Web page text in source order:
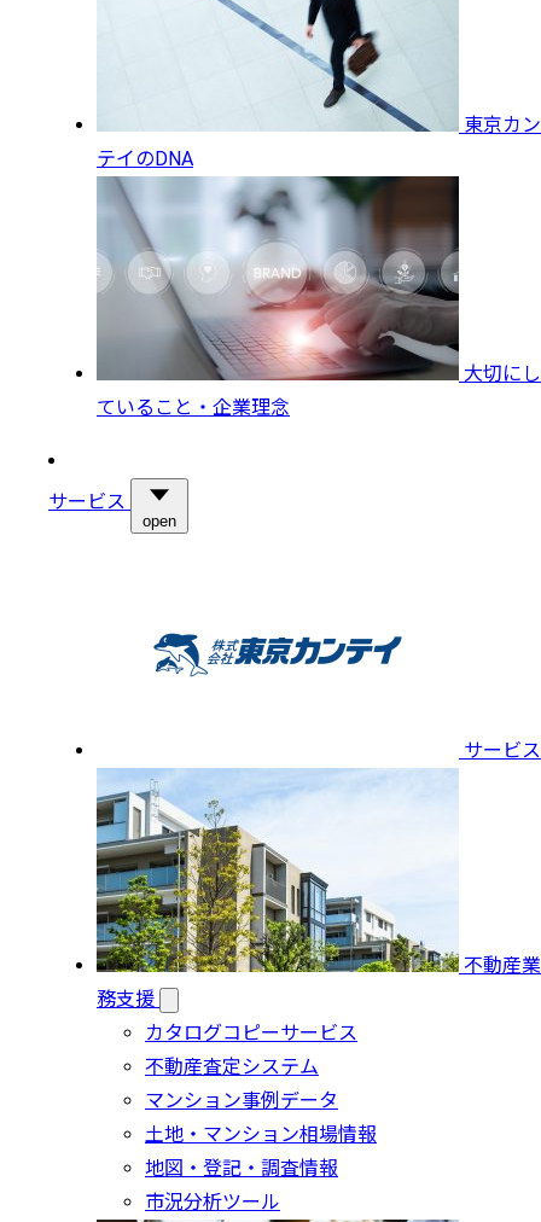
東京カン
テイのDNA
大切にし
ていること・企業理念
サービス
open
サービス
不動産業
務支援
カタログコピーサービス
不動産査定システム
マンション事例データ
土地・マンション相場情報
地図・登記・調査情報
市況分析ツール